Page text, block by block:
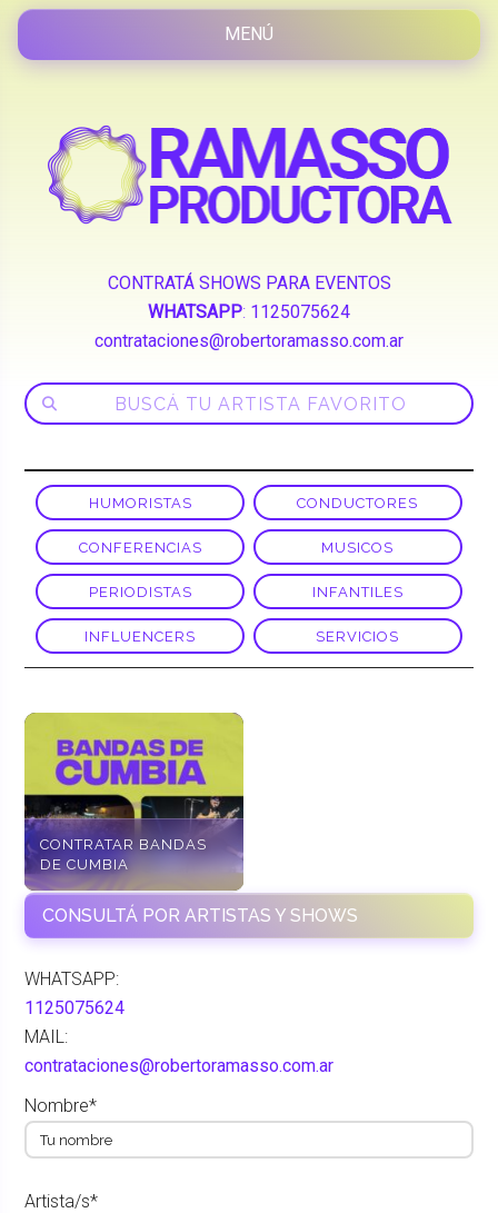
CONTRATÁ SHOWS PARA EVENTOS
WHATSAPP: 1125075624
contrataciones@robertoramasso.com.ar
HUMORISTAS CONDUCTORES
CONFERENCIAS MUSICOS
PERIODISTAS INFANTILES
INFLUENCERS SERVICIOS
CONTRATAR BANDAS
DE CUMBIA
CONSULTÁ POR ARTISTAS Y SHOWS
WHATSAPP:
1125075624
MAIL:
contrataciones@robertoramasso.com.ar
Nombre*
Artista/s*